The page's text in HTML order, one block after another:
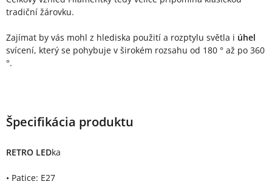
tradiční žárovku.
Zajímat by vás mohl z hlediska použití a rozptylu světla i úhel
svícení, který se pohybuje v širokém rozsahu od 180 ° až po 360
°.
Špecifikácia produktu
RETRO LEDka
• Patice: E27